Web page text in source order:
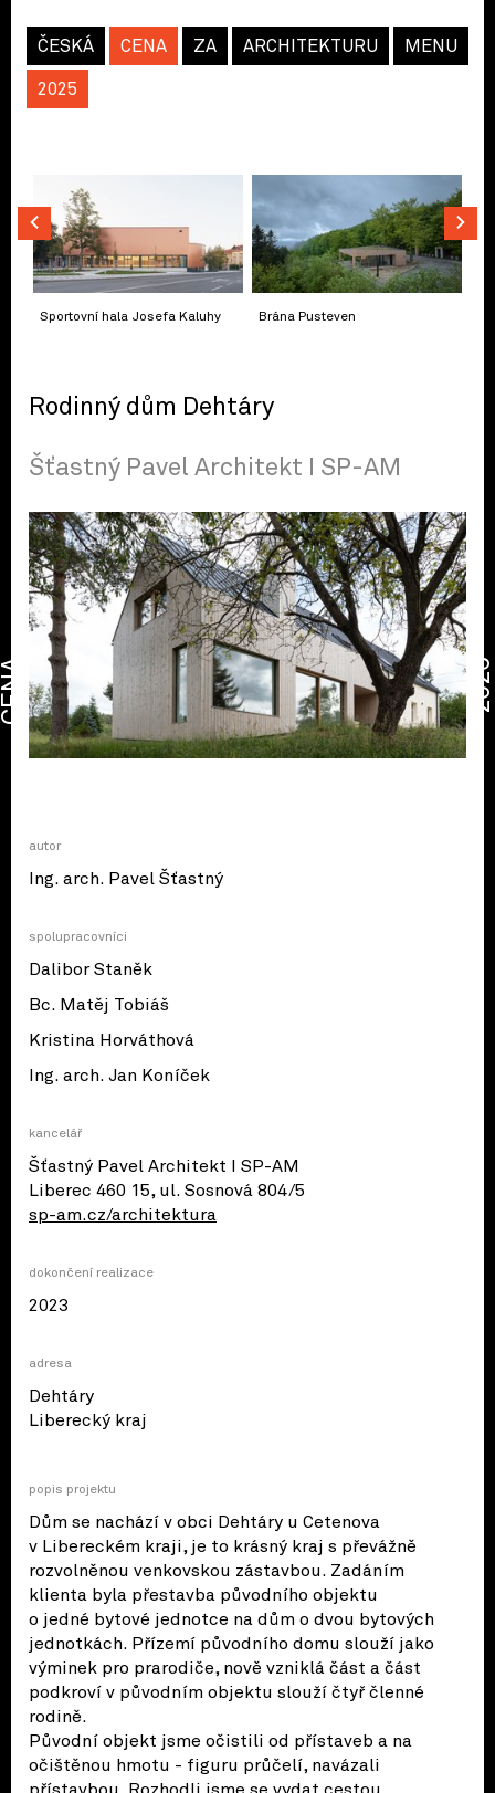
ČESKÁ CENA ZA ARCHITEKTURU
2025
MENU
Sportovní hala Josefa Kaluhy Brána Pusteven
Rodinný dům Dehtáry
Šťastný Pavel Architekt I SP-AM
autor
Ing. arch. Pavel Šťastný
spolupracovníci
Dalibor Staněk
Bc. Matěj Tobiáš
Kristina Horváthová
Ing. arch. Jan Koníček
kancelář
Šťastný Pavel Architekt I SP-AM
Liberec 460 15, ul. Sosnová 804/5
sp-am.cz/architektura
dokončení realizace
2023
adresa
Dehtáry
Liberecký kraj
popis projektu
Dům se nachází v obci Dehtáry u Cetenova
v Libereckém kraji, je to krásný kraj s převážně
rozvolněnou venkovskou zástavbou. Zadáním
klienta byla přestavba původního objektu
o jedné bytové jednotce na dům o dvou bytových
jednotkách. Přízemí původního domu slouží jako
výminek pro prarodiče, nově vzniklá část a část
podkroví v původním objektu slouží čtyř členné
rodině.
Původní objekt jsme očistili od přístaveb a na
očištěnou hmotu - figuru průčelí, navázali
CENA 2026